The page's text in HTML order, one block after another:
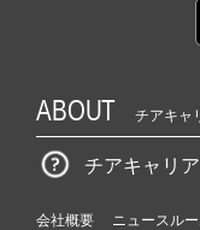
ABOUT チアキャ
チアキャリ
会社概要 ニュースル